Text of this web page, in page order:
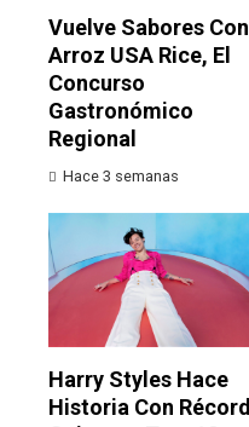
Vuelve Sabores Con
Arroz USA Rice, El
Concurso
Gastronómico
Regional
Hace 3 semanas
Harry Styles Hace
Historia Con Récord